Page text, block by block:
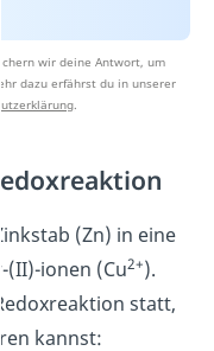
wir deine Antwort, um
dazu erfährst du in unserer
.
(Zn) in eine
(II)-ionen (Cu2+).
statt,
kannst: